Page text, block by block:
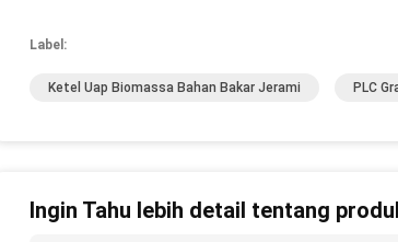
Label:
Ketel Uap Biomassa Bahan Bakar Jerami PLC
Ingin Tahu lebih detail tentang